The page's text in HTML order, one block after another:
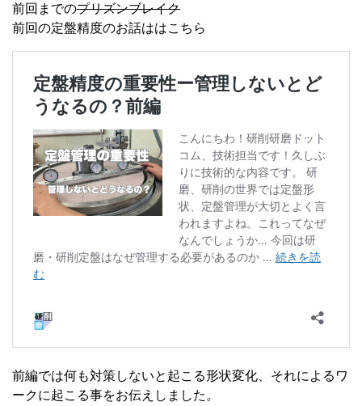
前回までのプリズンブレイク
前回の定盤精度のお話ははこちら
前編では何も対策しないと起こる形状変化、それによるワ
ークに起こる事をお伝えしました。